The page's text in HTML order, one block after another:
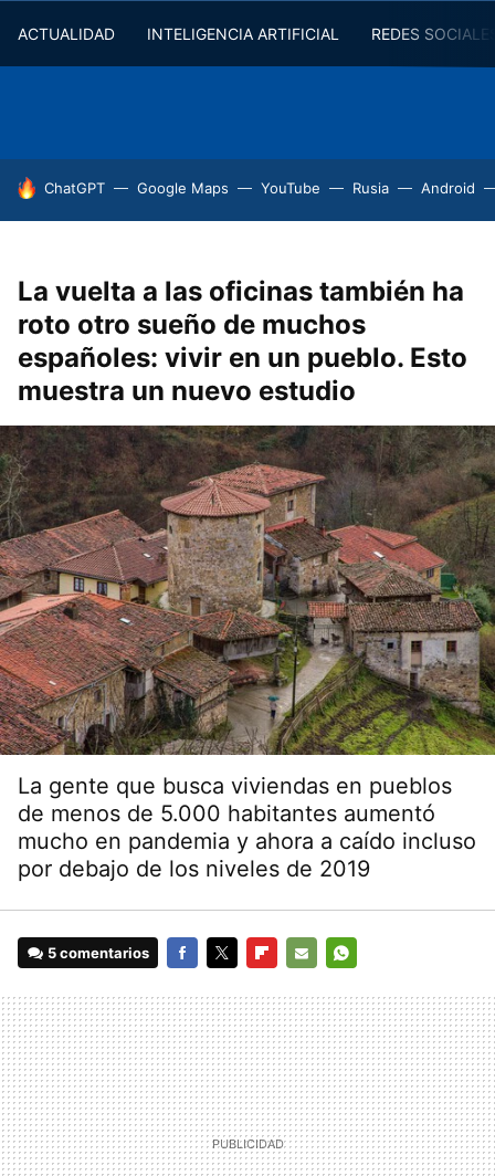
ACTUALIDAD INTELIGENCIA ARTIFICIAL REDES
HOY SE HABLA DE
ChatGPT Google Maps YouTube Rusia Android
La vuelta a las oficinas también ha
roto otro sueño de muchos
españoles: vivir en un pueblo. Esto
muestra un nuevo estudio
La gente que busca viviendas en pueblos
de menos de 5.000 habitantes aumentó
mucho en pandemia y ahora a caído incluso
por debajo de los niveles de 2019
5 comentarios
MAIL